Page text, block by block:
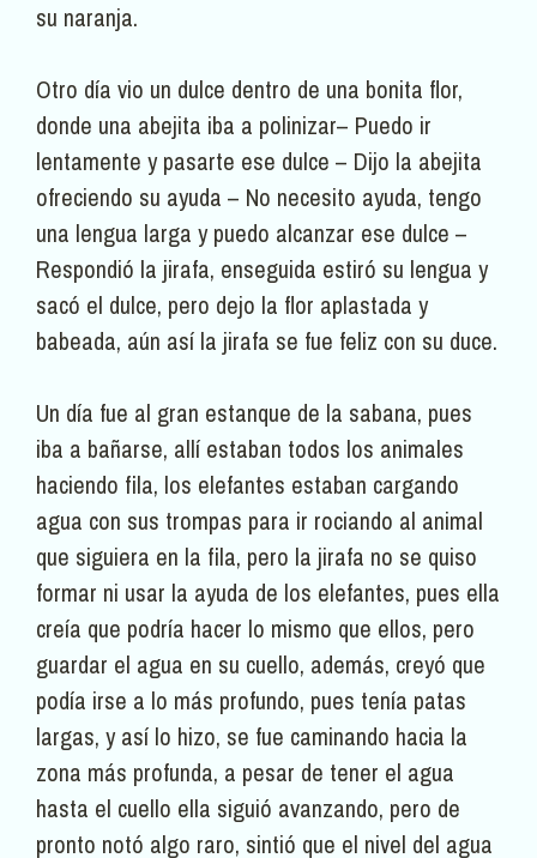
su naranja.
Otro día vio un dulce dentro de una bonita flor,
donde una abejita iba a polinizar– Puedo ir
lentamente y pasarte ese dulce – Dijo la abejita
ofreciendo su ayuda – No necesito ayuda, tengo
una lengua larga y puedo alcanzar ese dulce –
Respondió la jirafa, enseguida estiró su lengua y
sacó el dulce, pero dejo la flor aplastada y
babeada, aún así la jirafa se fue feliz con su duce.
Un día fue al gran estanque de la sabana, pues
iba a bañarse, allí estaban todos los animales
haciendo fila, los elefantes estaban cargando
agua con sus trompas para ir rociando al animal
que siguiera en la fila, pero la jirafa no se quiso
formar ni usar la ayuda de los elefantes, pues ella
creía que podría hacer lo mismo que ellos, pero
guardar el agua en su cuello, además, creyó que
podía irse a lo más profundo, pues tenía patas
largas, y así lo hizo, se fue caminando hacia la
zona más profunda, a pesar de tener el agua
hasta el cuello ella siguió avanzando, pero de
pronto notó algo raro, sintió que el nivel del agua